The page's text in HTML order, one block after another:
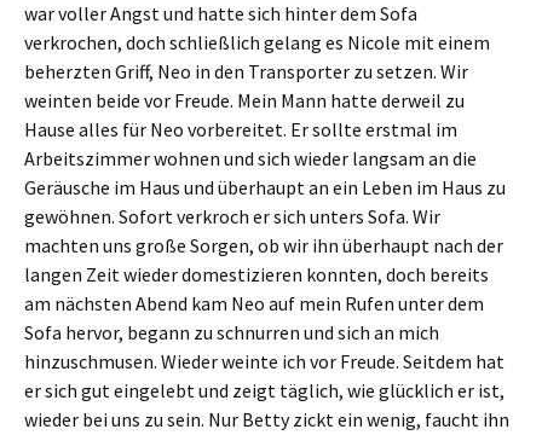
war voller Angst und hatte sich hinter dem Sofa
verkrochen, doch schließlich gelang es Nicole mit einem
beherzten Griff, Neo in den Transporter zu setzen. Wir
weinten beide vor Freude. Mein Mann hatte derweil zu
Hause alles für Neo vorbereitet. Er sollte erstmal im
Arbeitszimmer wohnen und sich wieder langsam an die
Geräusche im Haus und überhaupt an ein Leben im Haus zu
gewöhnen. Sofort verkroch er sich unters Sofa. Wir
machten uns große Sorgen, ob wir ihn überhaupt nach der
langen Zeit wieder domestizieren konnten, doch bereits
am nächsten Abend kam Neo auf mein Rufen unter dem
Sofa hervor, begann zu schnurren und sich an mich
hinzuschmusen. Wieder weinte ich vor Freude. Seitdem hat
er sich gut eingelebt und zeigt täglich, wie glücklich er ist,
wieder bei uns zu sein. Nur Betty zickt ein wenig, faucht ihn